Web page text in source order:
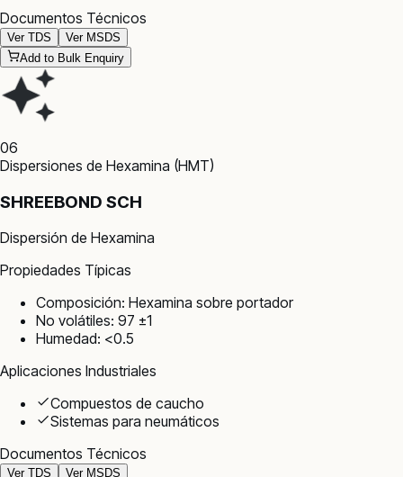
Documentos Técnicos
Ver TDS
Ver MSDS
Add to Bulk Enquiry
06
Dispersiones de Hexamina (HMT)
SHREEBOND SCH
Dispersión de Hexamina
Propiedades Típicas
Composición: Hexamina sobre portador
No volátiles: 97 ±1
Humedad: <0.5
Aplicaciones Industriales
Compuestos de caucho
Sistemas para neumáticos
Documentos Técnicos
Ver TDS
Ver MSDS